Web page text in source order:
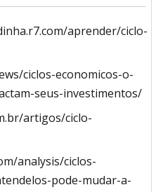
aprender/ciclo-
ciclos-economicos-o-
seus-investimentos/
artigos/ciclo-
analysis/ciclos-
pode-mudar-a-